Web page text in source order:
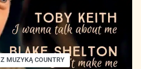
MUZYKĄ COUNTRY